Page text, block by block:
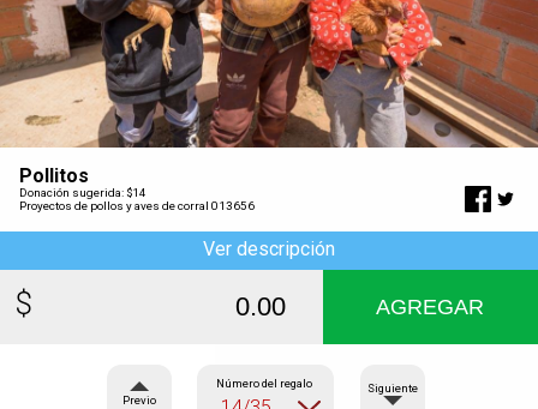
Pollitos
Donación sugerida: $14
Proyectos de pollos y aves de corral 013656
Ver descripción
AGREGAR
Siguiente
Número del regalo
Previo